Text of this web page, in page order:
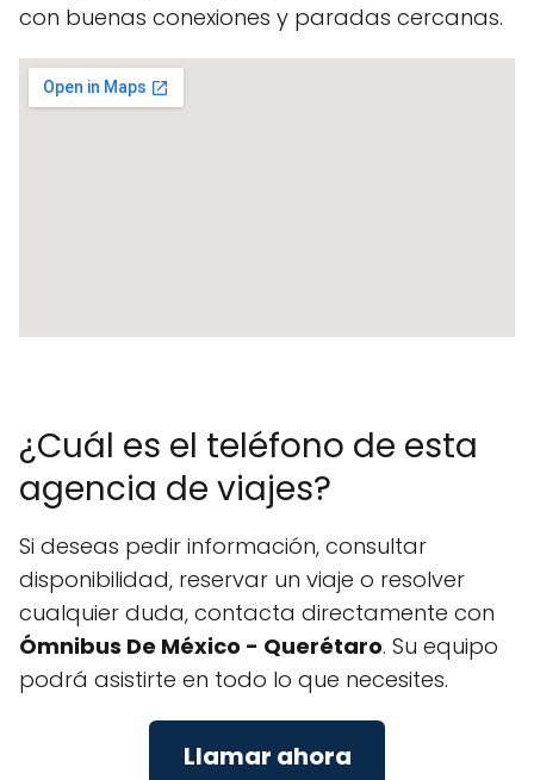
con buenas conexiones y paradas cercanas.
¿Cuál es el teléfono de esta
agencia de viajes?
Si deseas pedir información, consultar
disponibilidad, reservar un viaje o resolver
cualquier duda, contacta directamente con
Ómnibus De México - Querétaro. Su equipo
podrá asistirte en todo lo que necesites.
Llamar ahora